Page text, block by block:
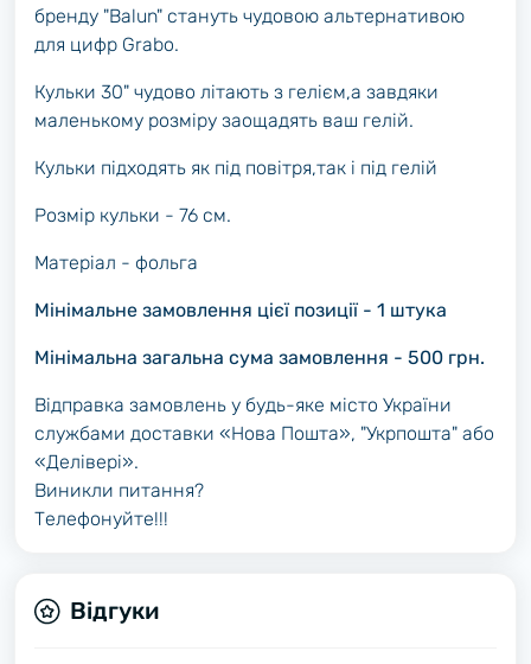
бренду "Balun" стануть чудовою альтернативою
для цифр Grabo.
Кульки 30" чудово літають з гелієм,а завдяки
маленькому розміру заощадять ваш гелій.
Кульки підходять як під повітря,так і під гелій
Розмір кульки - 76 см.
Матеріал - фольга
Мінімальне замовлення цієї позиції - 1 штука
Мінімальна загальна сума замовлення - 500 грн.
Відправка замовлень у будь-яке місто України
службами доставки «Нова Пошта», "Укрпошта" або
«Делівері».
Виникли питання?
Телефонуйте!!!
Відгуки